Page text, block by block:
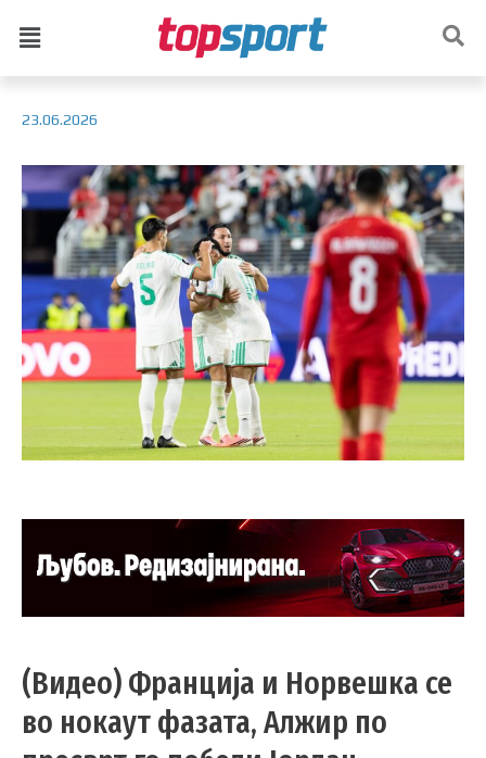
23.06.2026
(Видео) Франција и Норвешка се
во нокаут фазата, Алжир по